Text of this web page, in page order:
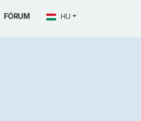
FÓRUM HU